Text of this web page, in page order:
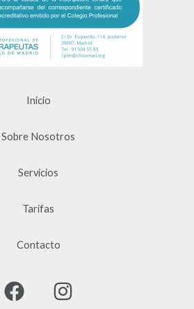
Inicio
Sobre Nosotros
Servicios
Tarifas
Contacto